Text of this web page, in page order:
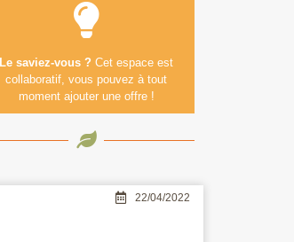
Le saviez-vous ?Cet espace est
collaboratif, vous pouvez à tout
moment ajouter une offre !
22/04/2022